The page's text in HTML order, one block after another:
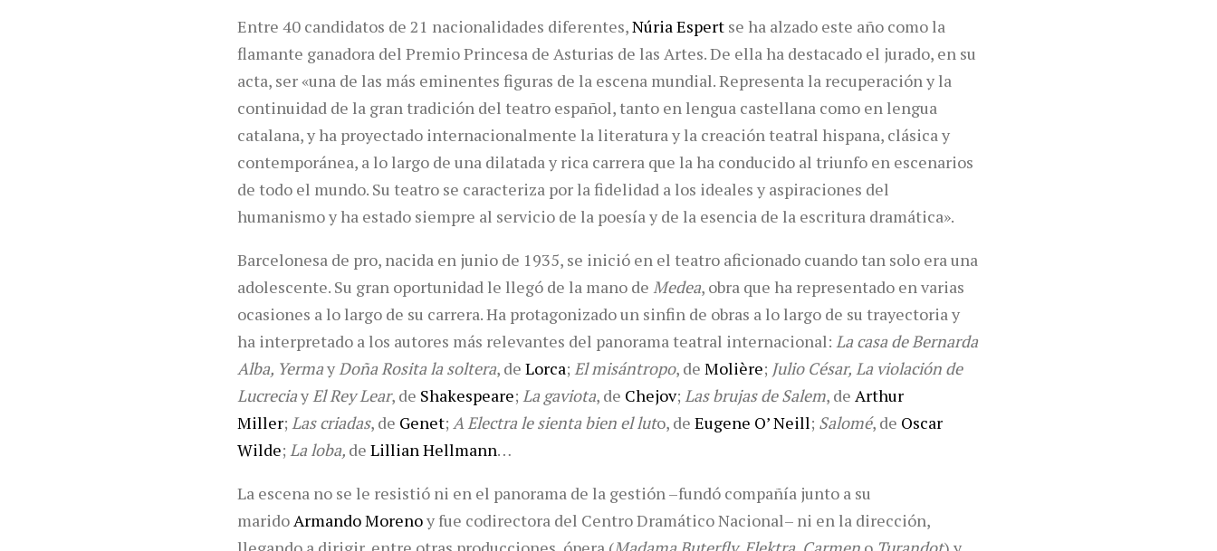
Entre 40 candidatos de 21 nacionalidades diferentes,Núria Espert se ha alzado este año como la
flamante ganadora del Premio Princesa de Asturias de las Artes. De ella ha destacado el jurado, en su
acta, ser «una de las más eminentes figuras de la escena mundial. Representa la recuperación y la
continuidad de la gran tradición del teatro español, tanto en lengua castellana como en lengua
catalana, y ha proyectado internacionalmente la literatura y la creación teatral hispana, clásica y
contemporánea, a lo largo de una dilatada y rica carrera que la ha conducido al triunfo en escenarios
de todo el mundo. Su teatro se caracteriza por la fidelidad a los ideales y aspiraciones del
humanismo y ha estado siempre al servicio de la poesía y de la esencia de la escritura dramática».
Barcelonesa de pro, nacida en junio de 1935, se inició en el teatro aficionado cuando tan solo era una
adolescente. Su gran oportunidad le llegó de la mano de Medea, obra que ha representado en varias
ocasiones a lo largo de su carrera. Ha protagonizado un sinfin de obras a lo largo de su trayectoria y
ha interpretado a los autores más relevantes del panorama teatral internacional: La casa de Bernarda
Alba, YermayDoña Rosita la soltera, de Lorca; El misántropo, de Molière; Julio César, La violación de
LucreciayEl Rey Lear, de Shakespeare; La gaviota, de Chejov; Las brujas de Salem, de Arthur
Miller; Las criadas, de Genet; A Electra le sienta bien el luto, de Eugene O’ Neill; Salomé, de Oscar
Wilde; La loba, de Lillian Hellmann…
La escena no se le resistió ni en el panorama de la gestión –fundó compañía junto a su
maridoArmando Morenoy fue codirectora del Centro Dramático Nacional– ni en la dirección,